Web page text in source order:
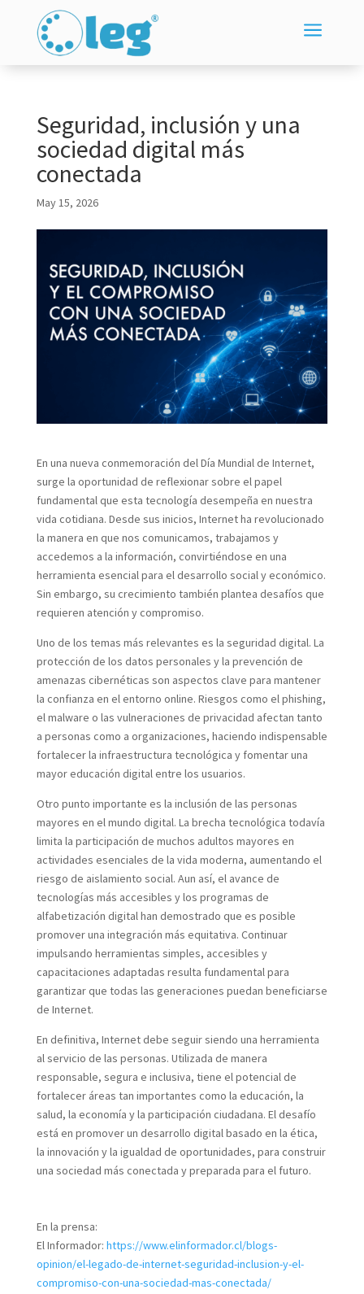
a
Seguridad, inclusión y una
sociedad digital más
conectada
May 15, 2026
En una nueva conmemoración del Día Mundial de Internet,
surge la oportunidad de reflexionar sobre el papel
fundamental que esta tecnología desempeña en nuestra
vida cotidiana. Desde sus inicios, Internet ha revolucionado
la manera en que nos comunicamos, trabajamos y
accedemos a la información, convirtiéndose en una
herramienta esencial para el desarrollo social y económico.
Sin embargo, su crecimiento también plantea desafíos que
requieren atención y compromiso.
Uno de los temas más relevantes es la seguridad digital. La
protección de los datos personales y la prevención de
amenazas cibernéticas son aspectos clave para mantener
la confianza en el entorno online. Riesgos como el phishing,
el malware o las vulneraciones de privacidad afectan tanto
a personas como a organizaciones, haciendo indispensable
fortalecer la infraestructura tecnológica y fomentar una
mayor educación digital entre los usuarios.
Otro punto importante es la inclusión de las personas
mayores en el mundo digital. La brecha tecnológica todavía
limita la participación de muchos adultos mayores en
actividades esenciales de la vida moderna, aumentando el
riesgo de aislamiento social. Aun así, el avance de
tecnologías más accesibles y los programas de
alfabetización digital han demostrado que es posible
promover una integración más equitativa. Continuar
impulsando herramientas simples, accesibles y
capacitaciones adaptadas resulta fundamental para
garantizar que todas las generaciones puedan beneficiarse
de Internet.
En definitiva, Internet debe seguir siendo una herramienta
al servicio de las personas. Utilizada de manera
responsable, segura e inclusiva, tiene el potencial de
fortalecer áreas tan importantes como la educación, la
salud, la economía y la participación ciudadana. El desafío
está en promover un desarrollo digital basado en la ética,
la innovación y la igualdad de oportunidades, para construir
una sociedad más conectada y preparada para el futuro.
En la prensa:
El Informador: https://www.elinformador.cl/blogs-
opinion/el-legado-de-internet-seguridad-inclusion-y-el-
compromiso-con-una-sociedad-mas-conectada/